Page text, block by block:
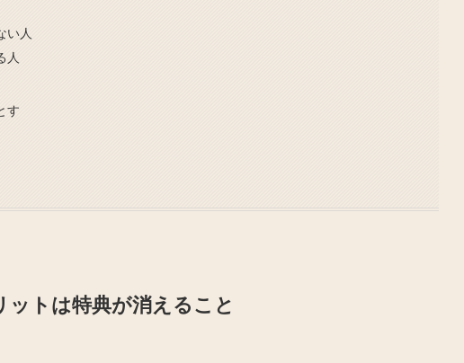
い人
人
す
トは特典が消えること